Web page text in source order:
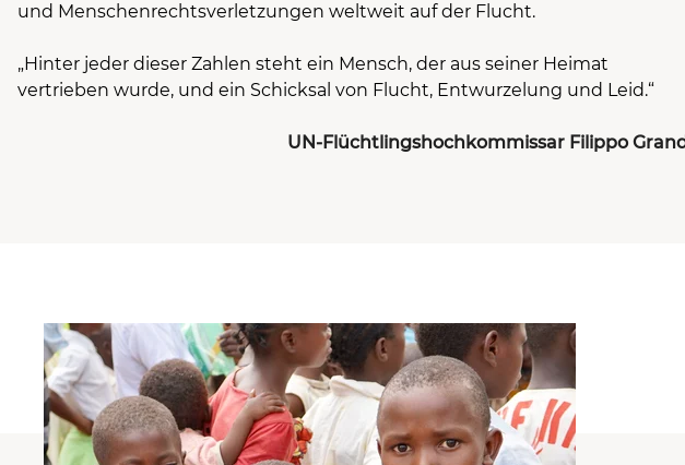
und Menschenrechtsverletzungen weltweit auf der Flucht.
„Hinter jeder dieser Zahlen steht ein Mensch, der aus seiner Heimat
vertrieben wurde, und ein Schicksal von Flucht, Entwurzelung und Leid.“
UN-Flüchtlingshochkommissar Filippo